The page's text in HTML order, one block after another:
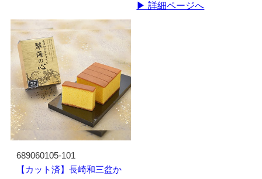
▶ 詳細ページへ
689060105-101
【カット済】長崎和三盆か